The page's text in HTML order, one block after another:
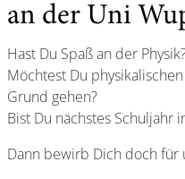
an der Uni
Hast Du Spaß an der
Möchtest Du
Grund gehen?
Bist Du nächstes Schuljahr
Dann bewirb Dich doch für